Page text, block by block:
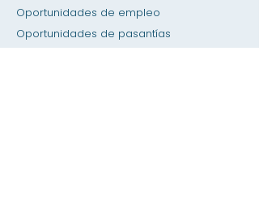
Oportunidades de empleo
Oportunidades de pasantías